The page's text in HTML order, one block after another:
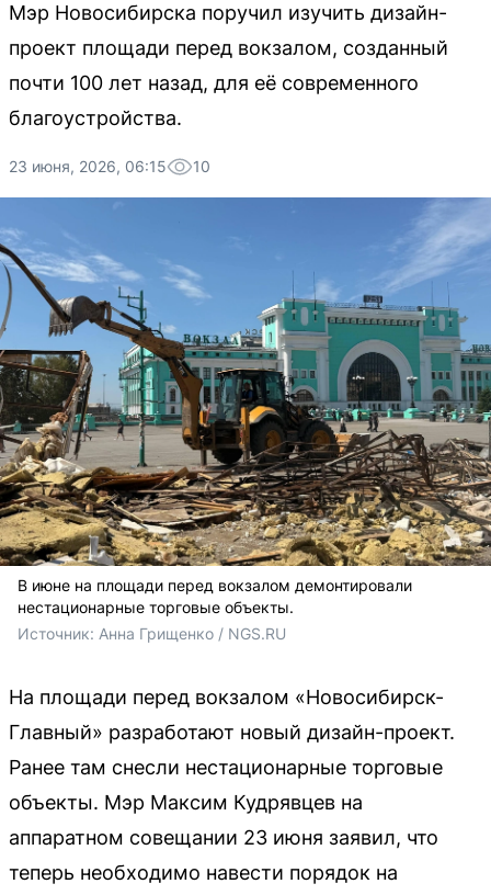
Мэр Новосибирска поручил изучить дизайн-
проект площади перед вокзалом, созданный
почти 100 лет назад, для её современного
благоустройства.
23 июня, 2026, 06:15 10
В июне на площади перед вокзалом демонтировали
нестационарные торговые объекты.
Источник: Анна Грищенко / NGS.RU
На площади перед вокзалом «Новосибирск-
Главный» разработают новый дизайн-проект.
Ранее там снесли нестационарные торговые
объекты. Мэр Максим Кудрявцев на
аппаратном совещании 23 июня заявил, что
теперь необходимо навести порядок на